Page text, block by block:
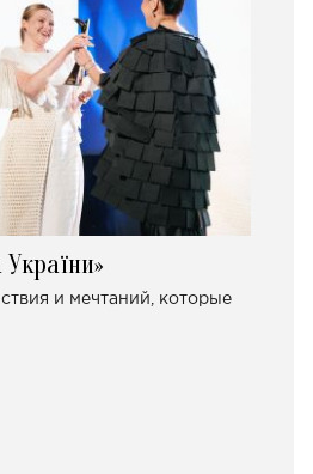
и мечтаний, которые